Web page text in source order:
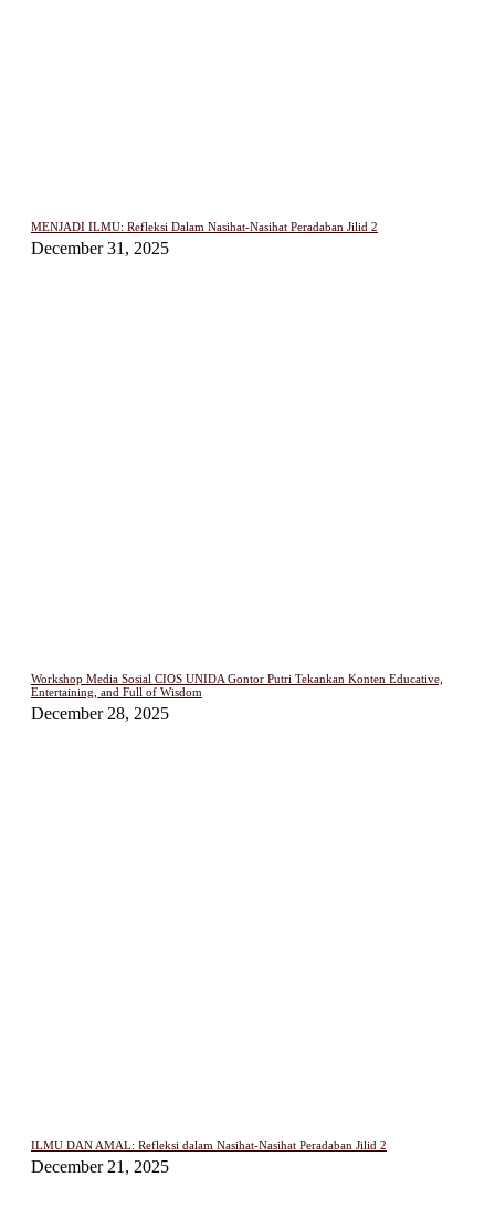
MENJADI ILMU: Refleksi Dalam Nasihat-Nasihat Peradaban Jilid 2
December 31, 2025
Workshop Media Sosial CIOS UNIDA Gontor Putri Tekankan Konten Educative,
Entertaining, and Full of Wisdom
December 28, 2025
ILMU DAN AMAL: Refleksi dalam Nasihat-Nasihat Peradaban Jilid 2
December 21, 2025